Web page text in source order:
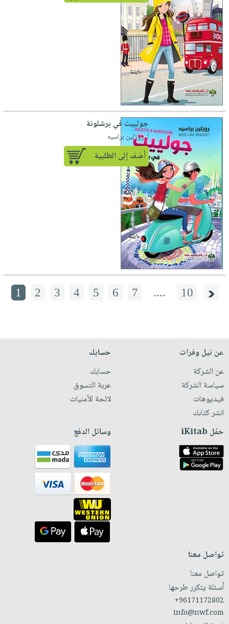
جولييت في برشلونة
لـ روزلين براسيه
أضف إلى الطلبية
1 2 3 4 5 6 7 .... 10
عن نيل وفرات
عن الشركة
سياسة الشركة
فيديوهات
انشر كتابك
حسابك
حسابك
عربة التسوق
لائحة الأمنيات
حمّل iKitab وسائل الدفع
تواصل معنا
تواصل معنا
أسئلة يتكرر طرحها
+96171172802
info@nwf.com